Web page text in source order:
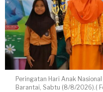
Peringatan Hari Anak
Barantai, Sabtu (8/8/2026).(